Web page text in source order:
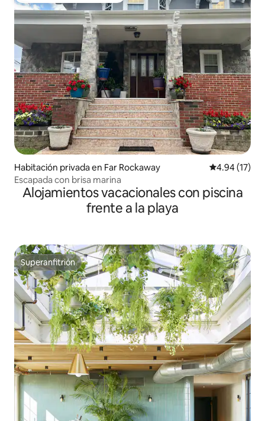
Habitación privada en Far Rockaway Calificación
4.94 (17)
Escapada con brisa marina
Alojamientos vacacionales con piscina
frente a la playa
Superanfitrión
Superanfitrión